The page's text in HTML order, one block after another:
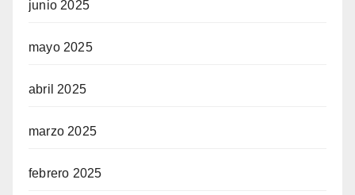
junio 2025
mayo 2025
abril 2025
marzo 2025
febrero 2025